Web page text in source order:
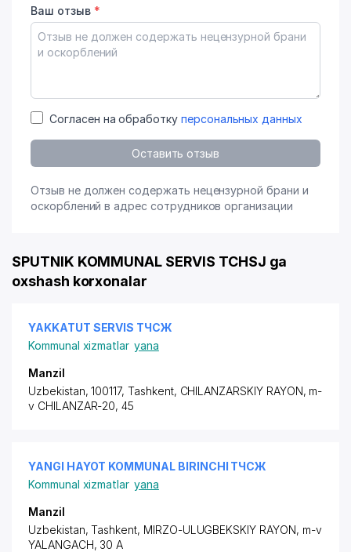
Ваш отзыв *
Согласен на обработку персональных данных
Оставить отзыв
Отзыв не должен содержать нецензурной брани и
оскорблений в адрес сотрудников организации
SPUTNIK KOMMUNAL SERVIS TCHSJ ga
oxshash korxonalar
YAKKATUT SERVIS ТЧСЖ
Kommunal xizmatlar yana
Manzil
Uzbekistan, 100117, Tashkent, CHILANZARSKIY RAYON, m-
v CHILANZAR-20, 45
YANGI HAYOT KOMMUNAL BIRINCHI ТЧСЖ
Kommunal xizmatlar yana
Manzil
Uzbekistan, Tashkent, MIRZO-ULUGBEKSKIY RAYON, m-v
YALANGACH, 30 A